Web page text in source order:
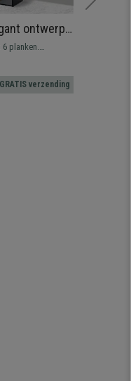
ontwerp,
Zwart
planken.
GRATIS verzending